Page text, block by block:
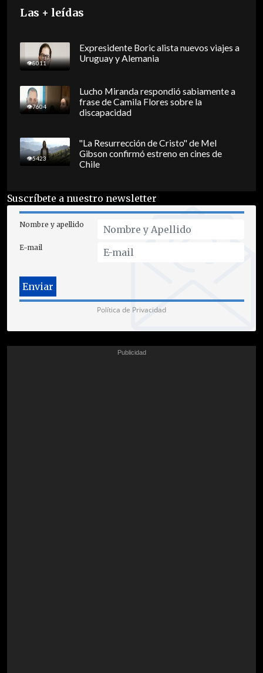
Las + leídas
8011
Expresidente Boric alista nuevos viajes a
Uruguay y Alemania
7604
Lucho Miranda respondió sabiamente a
frase de Camila Flores sobre la
discapacidad
5423
"La Resurrección de Cristo" de Mel
Gibson confirmó estreno en cines de
Chile
Suscríbete a nuestro newsletter
Nombre y apellido
E-mail
Política de Privacidad